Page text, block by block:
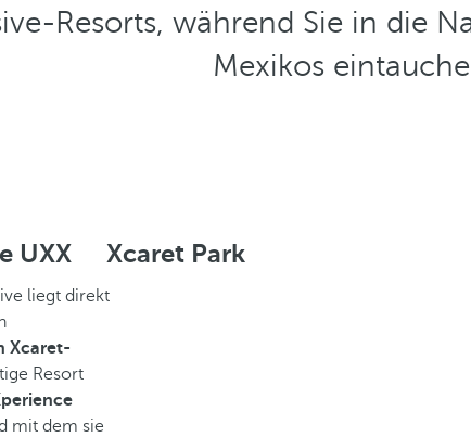
Resorts, während Sie in die
Mexikos
UXX Xcaret Park
liegt direkt
Xcaret-
Resort
mit dem sie